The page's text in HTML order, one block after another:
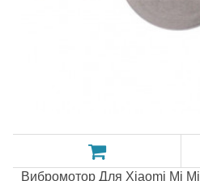
Вибромотор Для Xiaomi Mi